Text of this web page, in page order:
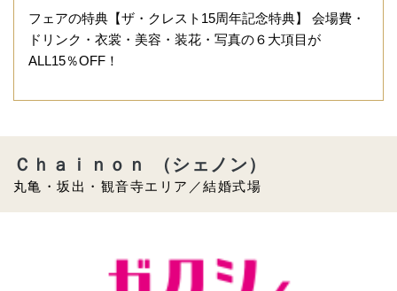
フェアの特典【ザ・クレスト15周年記念特典】 会場費・
ドリンク・衣裳・美容・装花・写真の６大項目が
ALL15％OFF！
丸亀・坂出・観音寺エリア／結婚式場
Ｃｈａｉｎｏｎ （シェノン）